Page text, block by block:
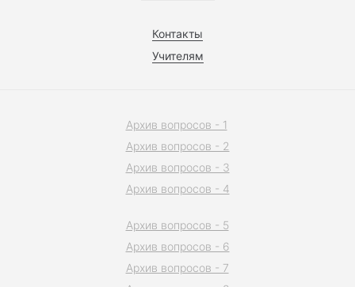
Контакты
Учителям
Архив вопросов - 1
Архив вопросов - 2
Архив вопросов - 3
Архив вопросов - 4
Архив вопросов - 5
Архив вопросов - 6
Архив вопросов - 7